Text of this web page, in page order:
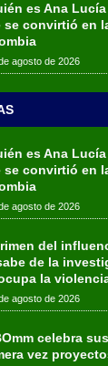
es Ana
se convirtió en
agosto de 2026
es Ana
se convirtió en
agosto de 2026
del
de la
la
agosto de 2026
celebra
vez